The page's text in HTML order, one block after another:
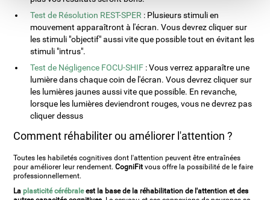
Test de Résolution REST-SPER : Plusieurs stimuli en
mouvement apparaîtront à l'écran. Vous devrez cliquer sur
les stimuli "objectif" aussi vite que possible tout en évitant les
stimuli "intrus".
Test de Négligence FOCU-SHIF : Vous verrez apparaître une
lumière dans chaque coin de l'écran. Vous devrez cliquer sur
les lumières jaunes aussi vite que possible. En revanche,
lorsque les lumières deviendront rouges, vous ne devrez pas
cliquer dessus
Comment réhabiliter ou améliorer l'attention ?
Toutes les habiletés cognitives dont l'attention peuvent être entraînées
pour améliorer leur rendement.CogniFit vous offre la possibilité de le faire
professionnellement.
La plasticité cérébrale est la base de la réhabilitation de l'attention et des